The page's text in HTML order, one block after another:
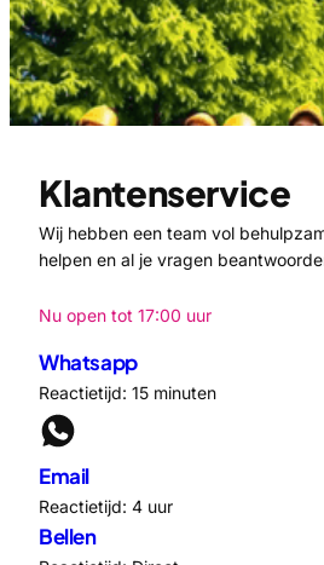
Klantenservice
Wij hebben een team vol
helpen en al je vragen
Nu open tot 17:00 uur
Whatsapp
Reactietijd: 15 minuten
Email
Reactietijd: 4 uur
Bellen